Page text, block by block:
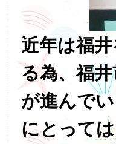
近年は福
る為、福
が進んで
にとって